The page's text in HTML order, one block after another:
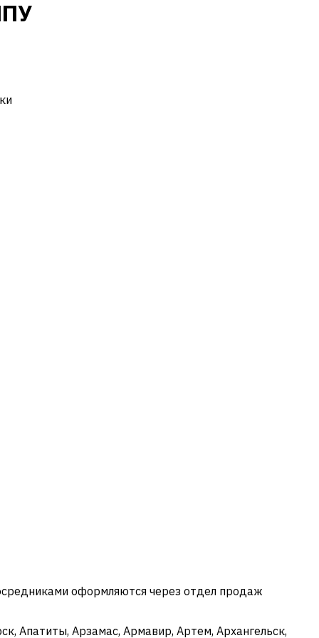
оформляются через отдел продаж
Апатиты, Арзамас, Армавир, Артем, Архангельск,